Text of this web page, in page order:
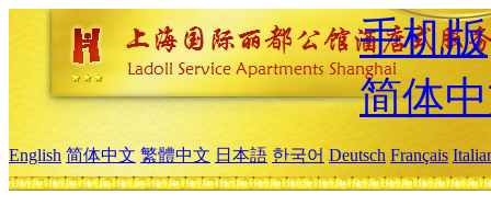
手机版
简体
English 简体中文 繁體中文 日本語 한국어 Deutsch Français